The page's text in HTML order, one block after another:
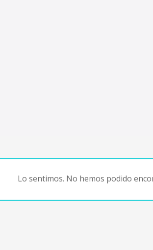
Lo sentimos. No hemos podido